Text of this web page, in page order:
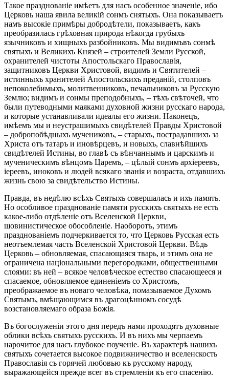
Такое празднованіе имѣетъ для насъ особенное значеніе, ибо
Церковь наша явила великій сонмъ снятыхъ. Она показываетъ
намъ высокіе примѣры добродѣтели, показываетъ, какъ
преобразилась грѣховная природа нѣкогда грубыхъ
язычниковъ и хищныхъ разбойниковъ. Мы видимъвъ сонмѣ
святыхъ и Великихъ Князей – строителей Земли Русской,
охранителей чистоты Апостольскаго Православія,
защитниковъ Церкви Христовой, видимъ и Святителей –
истинныхъ хранителей Апостольскихъ преданій, столповъ
непоколебимыхъ, молитвенниковъ, печальниковъ за Русскую
Землю; видимъ и сонмы преподобныхъ, – тѣхъ свѣточей, что
были путеводными маяками духовной жизни русскаго народа,
и которые устанавливали идеалы его жизни. Наконецъ,
имѣемъ мы и неустрашимыхъ свидѣтелей Правды Христовой
– добропобѣдныхъ мучениковъ, – старыхъ, пострадавшихъ за
Христа отъ татаръ и иновѣрцевъ, и новыхъ, славнѣйшихъ
свидѣтелей Истины, во главѣ съ вѣнчаннымъ и царскимъ и
мученическимъ вѣнцомъ Царемъ, – цѣлый сонмъ архіереевъ,
іереевъ, иноковъ и людей всякаго званія и возраста, отдавшихъ
жизнь свою за свидѣтельство Истины.
Правда, въ недѣлю всѣхъ Святыхъ совершалась и ихъ память.
Но особливое празднованіе памяти русскихъ святыхъ не есть
какое-либо отдѣленіе отъ Вселенской Церкви,
шовинистическое обособленіе. Наоборотъ, этимъ
празднованіемъ подчеркивается то, что Церковь Русская есть
неотъемлемая часть Вселенской Христовой Церкви. Вѣдь
Церковь – обновляемая, спасающаяся тварь, и этимъ она не
ограничена національными перегородками, общественными
слоями: въ ней – всякое человѣческое естество спасающееся и
спасаемое, обновляемое единеніемъ со Христомъ,
преображаемое въ новаго человѣка, помазываемое Духомъ
Святымъ, вмѣщающимся въ драгоцѣнномъ сосудѣ
возстановляемаго образа Божія.
Въ богослуженіи этого дня передъ нами проходятъ духовные
облики всѣхъ святыхъ русскихъ. И въ нихъ мы черпаемъ
нарочитое для насъ глубокое поученіе. Въ характерѣ нашихъ
святыхъ сочетается высокое подвижничество и вселенскость
Православія съ горячей любовью къ русскому народу,
выражающейся прежде всег въ стремленіи къ его спасенію.